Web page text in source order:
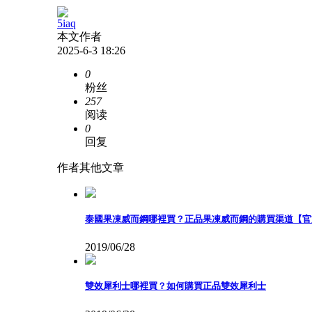
5iaq
本文作者
2025-6-3 18:26
0
粉丝
257
阅读
0
回复
作者其他文章
泰國果凍威而鋼哪裡買？正品果凍威而鋼的購買渠道【
2019/06/28
雙效犀利士哪裡買？如何購買正品雙效犀利士